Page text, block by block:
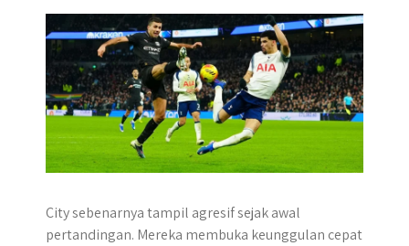
City sebenarnya tampil agresif sejak awal
pertandingan. Mereka membuka keunggulan cepat